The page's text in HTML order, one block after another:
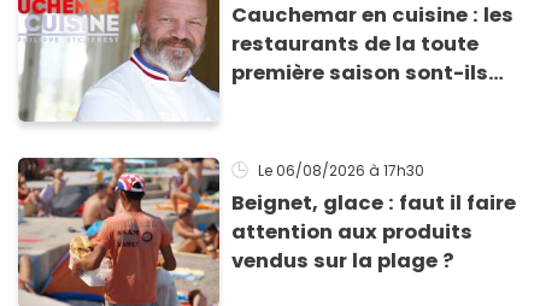
Cauchemar en cuisine : les
restaurants de la toute
première saison sont-ils
Le 06/08/2026 à 17h30
Beignet, glace : faut il faire
attention aux produits
vendus sur la plage ?